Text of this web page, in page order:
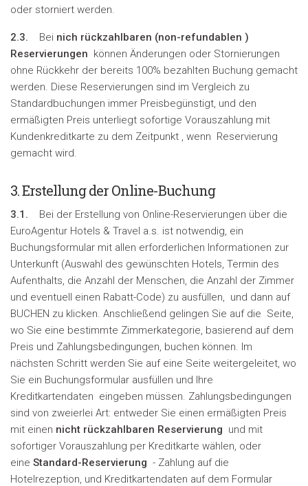
oder storniert werden.
2.3. Bei nich rückzahlbaren (non-refundablen )
Reservierungen können Änderungen oder Stornierungen
ohne Rückkehr der bereits 100% bezahlten Buchung gemacht
werden. Diese Reservierungen sind im Vergleich zu
Standardbuchungen immer Preisbegünstigt, und den
ermäßigten Preis unterliegt sofortige Vorauszahlung mit
Kundenkreditkarte zu dem Zeitpunkt , wenn Reservierung
gemacht wird.
3. Erstellung der Online-Buchung
3.1. Bei der Erstellung von Online-Reservierungen über die
EuroAgentur Hotels & Travel a.s. ist notwendig, ein
Buchungsformular mit allen erforderlichen Informationen zur
Unterkunft (Auswahl des gewünschten Hotels, Termin des
Aufenthalts, die Anzahl der Menschen, die Anzahl der Zimmer
und eventuell einen Rabatt-Code) zu ausfüllen, und dann auf
BUCHEN zu klicken. Anschließend gelingen Sie auf die Seite,
wo Sie eine bestimmte Zimmerkategorie, basierend auf dem
Preis und Zahlungsbedingungen, buchen können. Im
nächsten Schritt werden Sie auf eine Seite weitergeleitet, wo
Sie ein Buchungsformular ausfüllen und Ihre
Kreditkartendaten eingeben müssen. Zahlungsbedingungen
sind von zweierlei Art: entweder Sie einen ermäßigten Preis
mit einen nicht rückzahlbaren Reservierung und mit
sofortiger Vorauszahlung per Kreditkarte wählen, oder
eine Standard-Reservierung - Zahlung auf die
Hotelrezeption, und Kreditkartendaten auf dem Formular